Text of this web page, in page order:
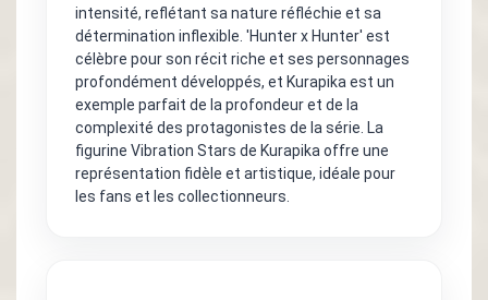
intensité, reflétant sa nature réfléchie et sa
détermination inflexible. 'Hunter x Hunter' est
célèbre pour son récit riche et ses personnages
profondément développés, et Kurapika est un
exemple parfait de la profondeur et de la
complexité des protagonistes de la série. La
figurine Vibration Stars de Kurapika offre une
représentation fidèle et artistique, idéale pour
les fans et les collectionneurs.